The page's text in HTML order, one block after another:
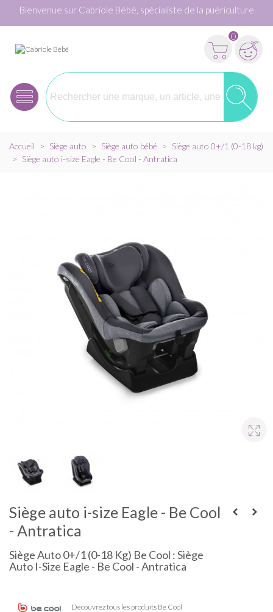
Bienvenue sur Cabriole Bébé, spécialiste de la puériculture
0
Accueil > Siège auto > Siège auto bébé > Siège auto 0+/1 (0-18 kg)
> Siège auto i-size Eagle - Be Cool - Antratica
Siège auto i-size Eagle - Be Cool
- Antratica
Siège Auto 0+/1 (0-18 Kg) Be Cool : Siège
Auto I-Size Eagle - Be Cool - Antratica
Découvrez tous les produits Be Cool